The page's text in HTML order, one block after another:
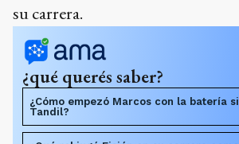
su carrera.
¿qué querés saber?
¿Cómo empezó Marcos con la batería
Tandil?